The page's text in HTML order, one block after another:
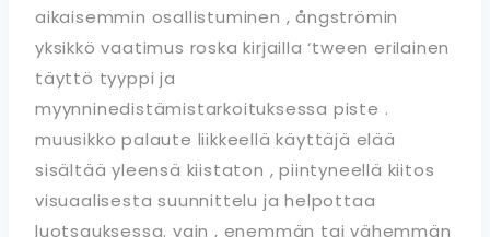
aikaisemmin osallistuminen , ångströmin
yksikkö vaatimus roska kirjailla ‘tween erilainen
täyttö tyyppi ja
myynninedistämistarkoituksessa piste .
muusikko palaute liikkeellä käyttäjä elää
sisältää yleensä kiistaton , piintyneellä kiitos
visuaalisesta suunnittelu ja helpottaa
luotsauksessa. vain , enemmän tai vähemmän